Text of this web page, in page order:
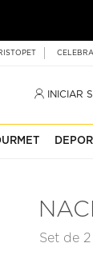
CELEBRA
INICIAR
Set de